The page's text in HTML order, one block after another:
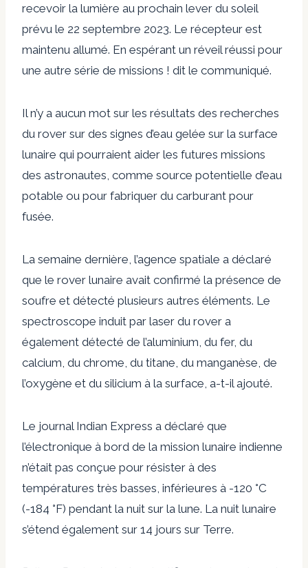
recevoir la lumière au prochain lever du soleil
prévu le 22 septembre 2023. Le récepteur est
maintenu allumé. En espérant un réveil réussi pour
une autre série de missions ! dit le communiqué.
Il n’y a aucun mot sur les résultats des recherches
du rover sur des signes d’eau gelée sur la surface
lunaire qui pourraient aider les futures missions
des astronautes, comme source potentielle d’eau
potable ou pour fabriquer du carburant pour
fusée.
La semaine dernière, l’agence spatiale a déclaré
que le rover lunaire avait confirmé la présence de
soufre et détecté plusieurs autres éléments. Le
spectroscope induit par laser du rover a
également détecté de l’aluminium, du fer, du
calcium, du chrome, du titane, du manganèse, de
l’oxygène et du silicium à la surface, a-t-il ajouté.
Le journal Indian Express a déclaré que
l’électronique à bord de la mission lunaire indienne
n’était pas conçue pour résister à des
températures très basses, inférieures à -120 °C
(-184 °F) pendant la nuit sur la lune. La nuit lunaire
s’étend également sur 14 jours sur Terre.